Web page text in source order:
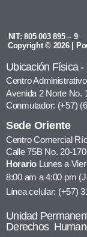
NIT: 805 003 895 – 9
Copyright © 2026 |
Ubicación Física
Centro
Avenida 2 Norte No.
Conmutador: (+57)
Sede Oriente
Centro Comercial
Calle 75B No. 20-
Horario Lunes a
8:00 am a 4:00 pm
Línea celular: (+57)
Unidad
Derechos